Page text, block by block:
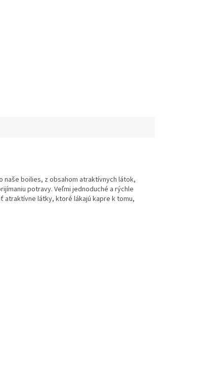
naše boilies, z obsahom atraktívnych látok,
potravy. Veľmi jednoduché a rýchle
atraktívne látky, ktoré lákajú kapre k tomu,